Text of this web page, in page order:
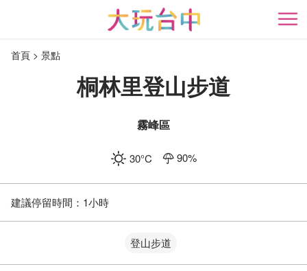
開
首頁 景點
桐林里登山步道
霧峰區
30°C 90%
建議停留時間： 1小時
登山步道